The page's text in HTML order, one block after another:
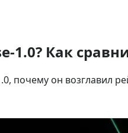
1.0? Как
почему он возглавил